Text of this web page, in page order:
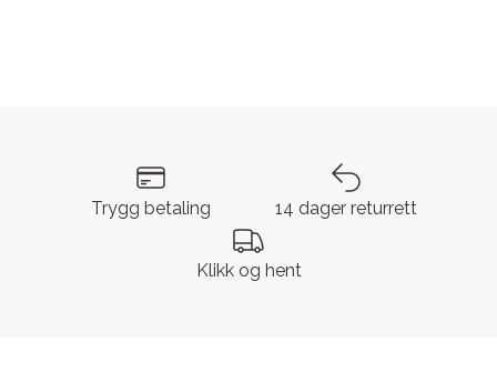
Trygg betaling 14 dager returrett
Klikk og hent